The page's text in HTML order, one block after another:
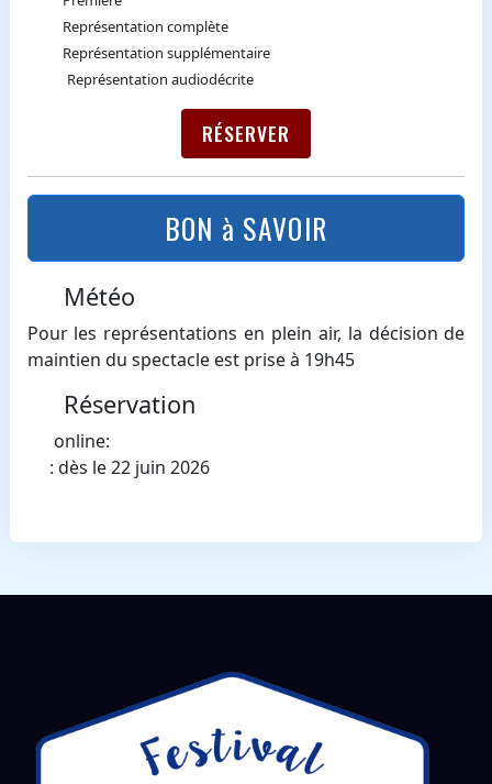
Représentation complète
Représentation supplémentaire
Représentation audiodécrite
RÉSERVER
BON à SAVOIR
Météo
Pour les représentations en plein air, la décision de
maintien du spectacle est prise à 19h45
Réservation
online:
: dès le 22 juin 2026